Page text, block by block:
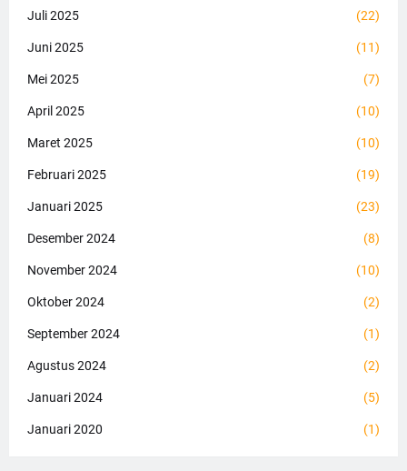
Juli 2025 (22)
Juni 2025 (11)
Mei 2025 (7)
April 2025 (10)
Maret 2025 (10)
Februari 2025 (19)
Januari 2025 (23)
Desember 2024 (8)
November 2024 (10)
Oktober 2024 (2)
September 2024 (1)
Agustus 2024 (2)
Januari 2024 (5)
Januari 2020 (1)